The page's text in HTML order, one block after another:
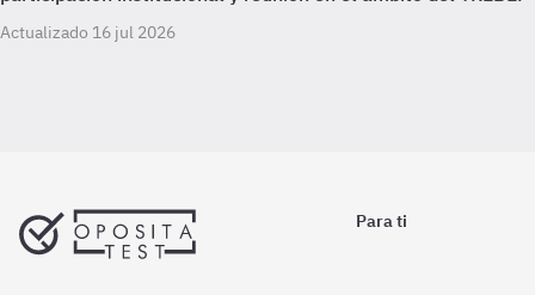
Actualizado 16 jul 2026
Para ti